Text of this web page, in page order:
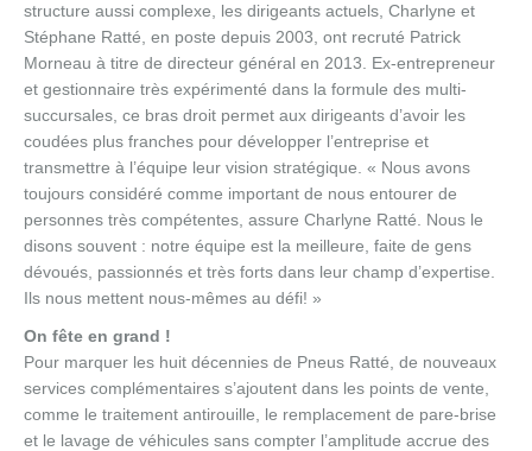
structure aussi complexe, les dirigeants actuels, Charlyne et
Stéphane Ratté, en poste depuis 2003, ont recruté Patrick
Morneau à titre de directeur général en 2013. Ex-entrepreneur
et gestionnaire très expérimenté dans la formule des multi-
succursales, ce bras droit permet aux dirigeants d’avoir les
coudées plus franches pour développer l’entreprise et
transmettre à l’équipe leur vision stratégique. « Nous avons
toujours considéré comme important de nous entourer de
personnes très compétentes, assure Charlyne Ratté. Nous le
disons souvent : notre équipe est la meilleure, faite de gens
dévoués, passionnés et très forts dans leur champ d’expertise.
Ils nous mettent nous-mêmes au défi! »
On fête en grand !
Pour marquer les huit décennies de Pneus Ratté, de nouveaux
services complémentaires s’ajoutent dans les points de vente,
comme le traitement antirouille, le remplacement de pare-brise
et le lavage de véhicules sans compter l’amplitude accrue des